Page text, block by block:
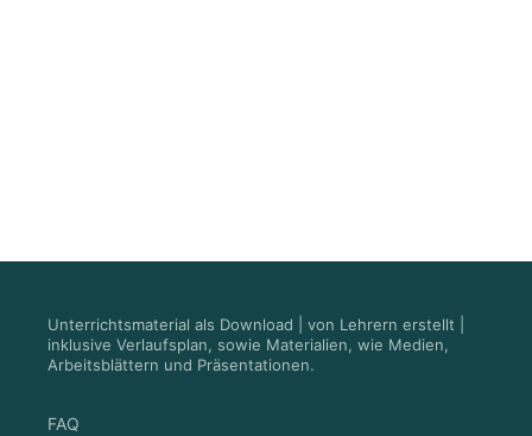
Unterrichtsmaterial als Download | von Lehrern erstellt |
inklusive Verlaufsplan, sowie Materialien, wie Medien,
Arbeitsblättern und Präsentationen.
FAQ